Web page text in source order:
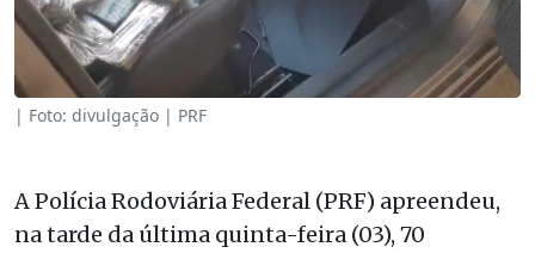
| Foto: divulgação | PRF
A Polícia Rodoviária Federal (PRF) apreendeu,
na tarde da última quinta-feira (03), 70